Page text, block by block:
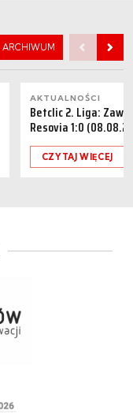
ARCHIWUM
AKTUALNOŚCI
Betclic 2. Liga:
Resovia 1:0
CZYTAJ WIĘCEJ